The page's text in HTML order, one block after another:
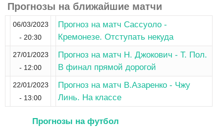
Прогнозы на ближайшие матчи
06/03/2023
- 20:30
Прогноз на матч Сассуоло -
Кремонезе. Отступать некуда
27/01/2023
- 12:00
Прогноз на матч Н. Джокович - Т. Пол.
В финал прямой дорогой
22/01/2023
- 13:00
Прогноз на матч В.Азаренко - Чжу
Линь. На классе
Прогнозы на футбол